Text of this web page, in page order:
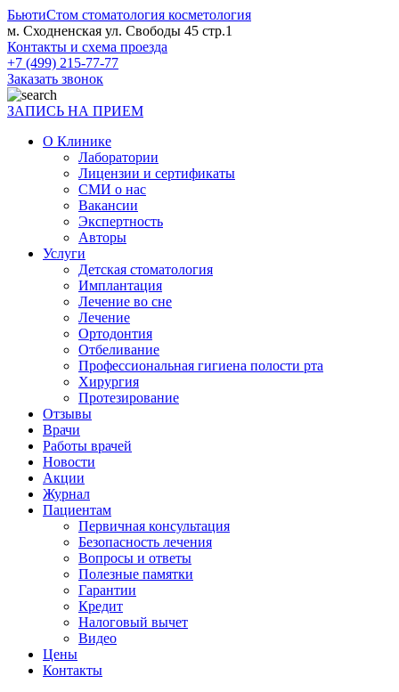
БьютиСтом стоматология косметология
м. Сходненская ул. Свободы 45 стр.1
Контакты и схема проезда
+7 (499) 215-77-77
Заказать звонок
ЗАПИСЬ НА ПРИЕМ
О Клинике
Лаборатории
Лицензии и сертификаты
СМИ о нас
Вакансии
Экспертность
Авторы
Услуги
Детская стоматология
Имплантация
Лечение во сне
Лечение
Ортодонтия
Отбеливание
Профессиональная гигиена полости рта
Хирургия
Протезирование
Отзывы
Врачи
Работы врачей
Новости
Акции
Журнал
Пациентам
Первичная консультация
Безопасность лечения
Вопросы и ответы
Полезные памятки
Гарантии
Кредит
Налоговый вычет
Видео
Цены
Контакты